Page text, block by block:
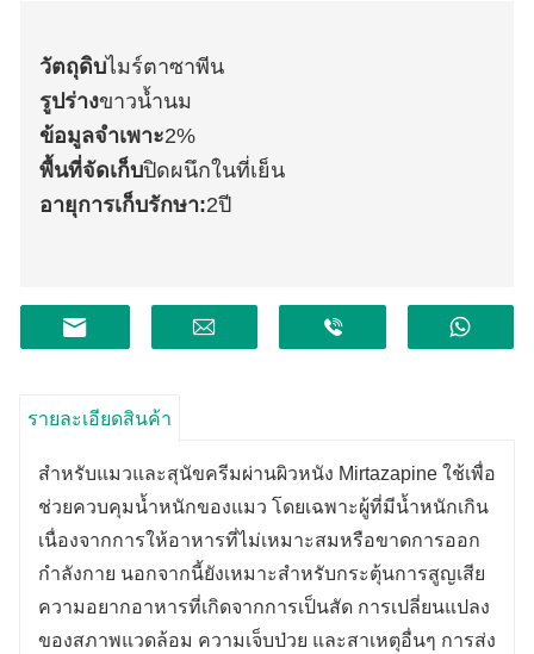
วัตถุดิบไมร์ตาซาพีน
รูปร่างขาวน้ำนม
ข้อมูลจำเพาะ2%
พื้นที่จัดเก็บปิดผนึกในที่เย็น
อายุการเก็บรักษา:2ปี
รายละเอียดสินค้า
สำหรับแมวและสุนัขครีมผ่านผิวหนัง Mirtazapine ใช้เพื่อ
ช่วยควบคุมน้ำหนักของแมว โดยเฉพาะผู้ที่มีน้ำหนักเกิน
เนื่องจากการให้อาหารที่ไม่เหมาะสมหรือขาดการออก
กำลังกาย นอกจากนี้ยังเหมาะสำหรับกระตุ้นการสูญเสีย
ความอยากอาหารที่เกิดจากการเป็นสัด การเปลี่ยนแปลง
ของสภาพแวดล้อม ความเจ็บป่วย และสาเหตุอื่นๆ การส่ง